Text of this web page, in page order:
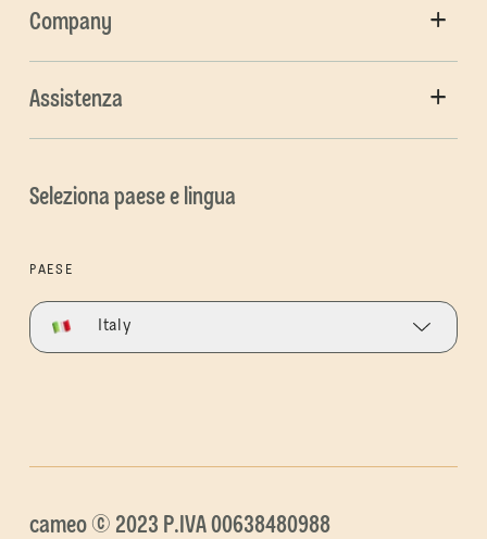
Company
Assistenza
Seleziona paese e lingua
PAESE
Italy
cameo © 2023 P.IVA 00638480988